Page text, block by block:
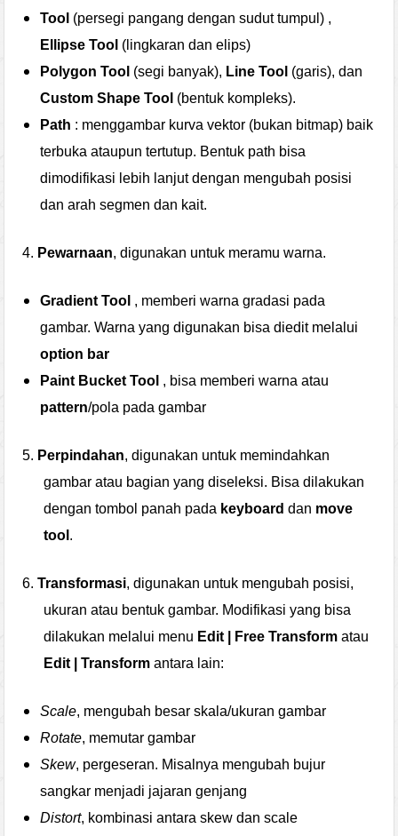
Tool (persegi pangang dengan sudut tumpul) ,
Ellipse Tool (lingkaran dan elips)
Polygon Tool (segi banyak), Line Tool (garis), dan
Custom Shape Tool (bentuk kompleks).
Path : menggambar kurva vektor (bukan bitmap) baik
terbuka ataupun tertutup. Bentuk path bisa
dimodifikasi lebih lanjut dengan mengubah posisi
dan arah segmen dan kait.
4. Pewarnaan, digunakan untuk meramu warna.
Gradient Tool , memberi warna gradasi pada
gambar. Warna yang digunakan bisa diedit melalui
option bar
Paint Bucket Tool , bisa memberi warna atau
pattern/pola pada gambar
5. Perpindahan, digunakan untuk memindahkan
gambar atau bagian yang diseleksi. Bisa dilakukan
dengan tombol panah pada keyboard dan move
tool .
6. Transformasi, digunakan untuk mengubah posisi,
ukuran atau bentuk gambar. Modifikasi yang bisa
dilakukan melalui menu Edit | Free Transformatau
Edit | Transformantara lain:
Scale, mengubah besar skala/ukuran gambar
Rotate, memutar gambar
Skew, pergeseran. Misalnya mengubah bujur
sangkar menjadi jajaran genjang
Distort, kombinasi antara skew dan scale